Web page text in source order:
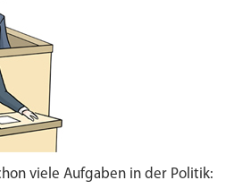
viele Aufgaben in der Politik: